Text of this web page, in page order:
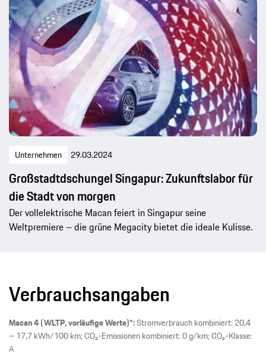
Unternehmen 29.03.2024
Großstadtdschungel Singapur: Zukunftslabor für
die Stadt von morgen
Der vollelektrische Macan feiert in Singapur seine
Weltpremiere – die grüne Megacity bietet die ideale Kulisse.
Verbrauchsangaben
Macan 4 (WLTP, vorläufige Werte)*:Stromverbrauch kombiniert: 20,4
– 17,7 kWh/100 km; CO₂-Emissionen kombiniert: 0 g/km; CO₂-Klasse:
A